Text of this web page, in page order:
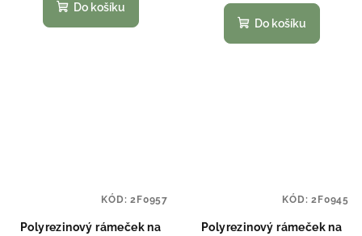
Do košíku
Do košíku
Polyrezinový rámeček na
KÓD:2F0957
Polyrezinový rámeček na
KÓD:2F0945